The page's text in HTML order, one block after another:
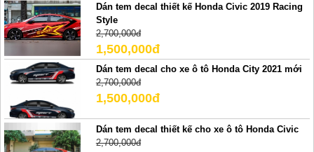
Dán tem decal thiết kế Honda Civic 2019 Racing
Style
2,700,000đ
1,500,000đ
Dán tem decal cho xe ô tô Honda City 2021 mới
2,700,000đ
1,500,000đ
Dán tem decal thiết kế cho xe ô tô Honda Civic
2,700,000đ